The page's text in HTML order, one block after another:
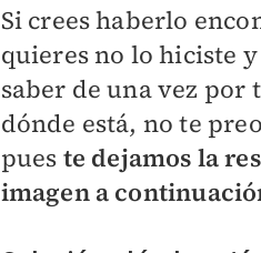
Si crees haberlo
quieres no lo hiciste
saber de una vez por
dónde está, no te
pues te dejamos la
imagen a